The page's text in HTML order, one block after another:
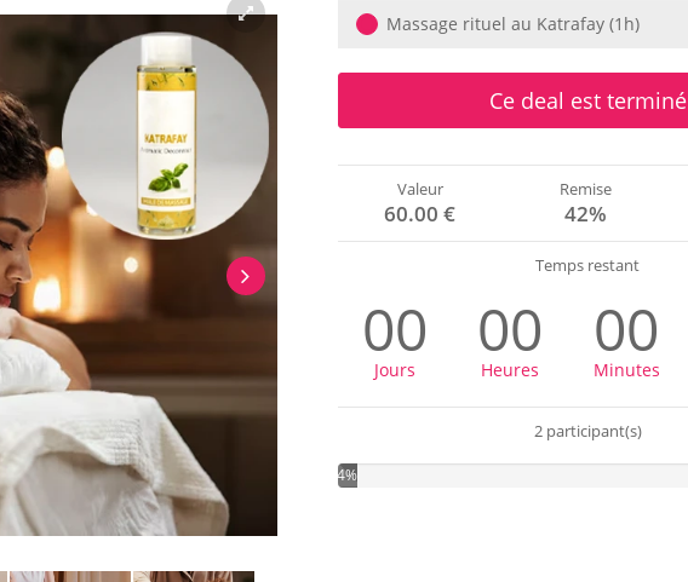
Massage rituel au Katrafay (1h)
Ce deal est terminé
Valeur
60.00 €
Remise
42%
Temps restant
00
Jours
00
Heures
00
Minutes
2 participant(s)
4%